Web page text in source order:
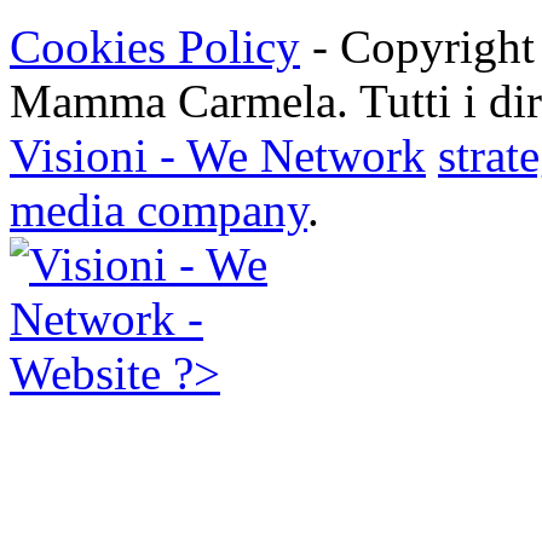
Cookies Policy - Copyright
Mamma Carmela. Tutti i
Visioni - We Network
media company.